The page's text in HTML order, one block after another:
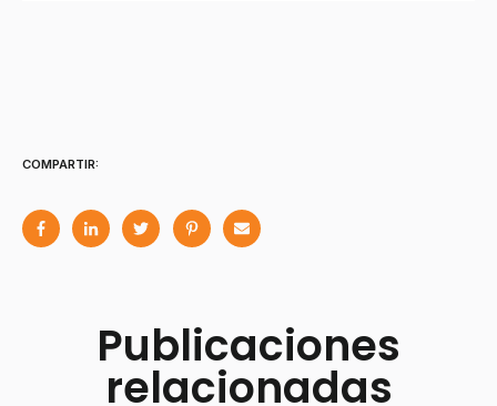
COMPARTIR:
Publicaciones
relacionadas